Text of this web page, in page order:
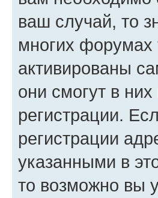
ваш случай, то
многих форумах
активированы
они смогут в
регистрации.
регистрации
указанными в
то возможно вы